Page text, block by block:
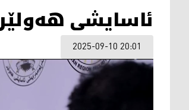
ئاسایشی
2025-09-10 20:01